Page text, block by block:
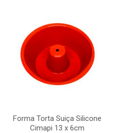
Forma Torta Suiça Silicone
Cimapi 13 x 6cm